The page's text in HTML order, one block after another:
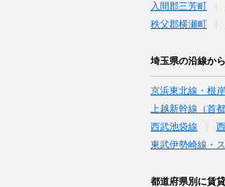
入間郡三芳町
秩父郡横瀬町
埼玉県の沿線か
京浜東北線・根
上越新幹線（首都
西武池袋線
東武伊勢崎線・
都道府県別に賃